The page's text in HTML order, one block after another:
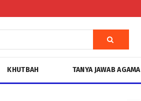
KHUTBAH TANYA JAWAB AGAMA